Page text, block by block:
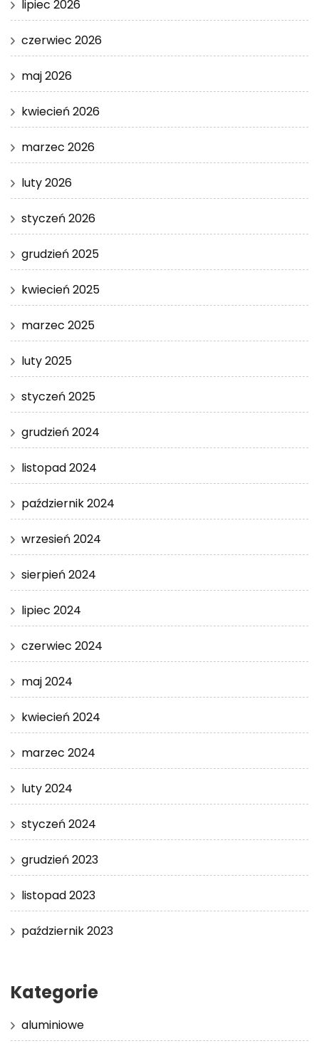
lipiec 2026
czerwiec 2026
maj 2026
kwiecień 2026
marzec 2026
luty 2026
styczeń 2026
grudzień 2025
kwiecień 2025
marzec 2025
luty 2025
styczeń 2025
grudzień 2024
listopad 2024
październik 2024
wrzesień 2024
sierpień 2024
lipiec 2024
czerwiec 2024
maj 2024
kwiecień 2024
marzec 2024
luty 2024
styczeń 2024
grudzień 2023
listopad 2023
październik 2023
Kategorie
aluminiowe